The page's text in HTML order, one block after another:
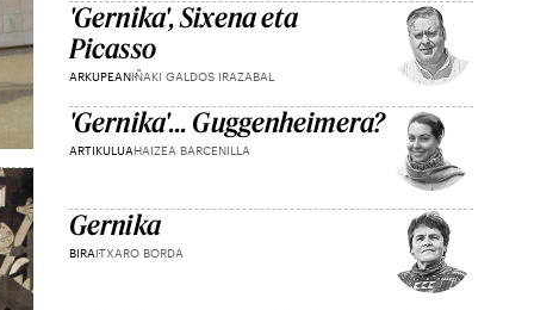
'Gernika', Sixena eta
Picasso
ARKUPEANIÑAKI GALDOS IRAZABAL
'Gernika'... Guggenheimera?
ARTIKULUAHAIZEA BARCENILLA
Gernika
BIRAITXARO BORDA